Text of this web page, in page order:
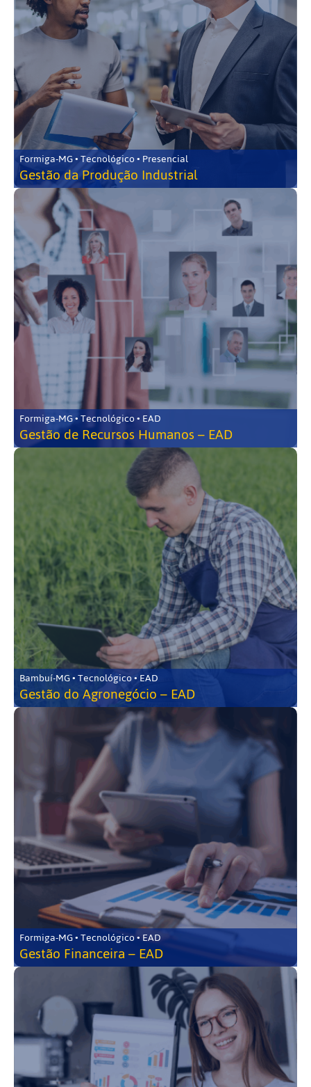
Formiga-MG • Tecnológico • Presencial
Gestão da Produção Industrial
Formiga-MG • Tecnológico • EAD
Gestão de Recursos Humanos – EAD
Bambuí-MG • Tecnológico • EAD
Gestão do Agronegócio – EAD
Formiga-MG • Tecnológico • EAD
Gestão Financeira – EAD